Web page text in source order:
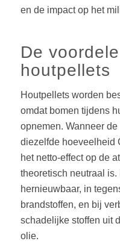
en de impact op het
De
houtpellets
Houtpellets worden
omdat bomen tijdens
opnemen. Wanneer
diezelfde hoeveelheid
het netto-effect op de
theoretisch neutraal
hernieuwbaar, in
brandstoffen, en bij
schadelijke stoffen uit
olie.